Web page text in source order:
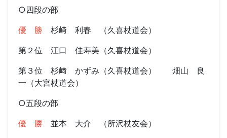
○四段の部
優 勝 杉﨑 利春 （久喜杖道会）
第２位 江口 佳寿美（久喜杖道会）
第３位 杉﨑 かずみ（久喜杖道会） 畑山 良
一（大宮杖道会）
○五段の部
優 勝 並本 大介 （所沢杖友会）